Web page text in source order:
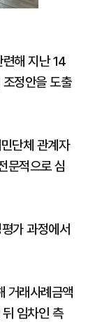
해 지난 14
정안을 도출
단체 관계자
문적으로 심
가 과정에서
거래사례금액
임차인 측